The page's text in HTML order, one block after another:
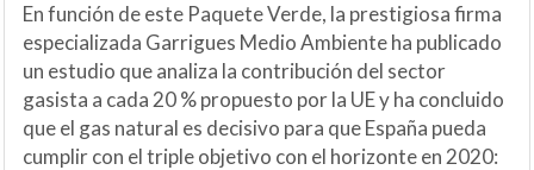
En función de este Paquete Verde, la prestigiosa firma
especializada Garrigues Medio Ambiente ha publicado
un estudio que analiza la contribución del sector
gasista a cada 20 % propuesto por la UE y ha concluido
que el gas natural es decisivo para que España pueda
cumplir con el triple objetivo con el horizonte en 2020: